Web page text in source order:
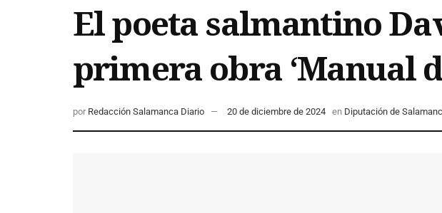
El poeta salmantino
primera obra ‘Manual
por Redacción Salamanca Diario 20 de diciembre de 2024 en Diputación de